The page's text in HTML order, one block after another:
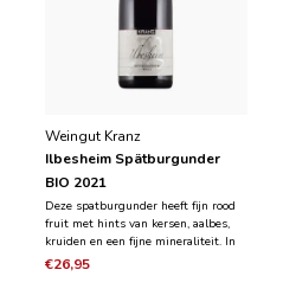
Weingut Kranz
Ilbesheim Spätburgunder
BIO 2021
Deze spatburgunder heeft fijn rood
fruit met hints van kersen, aalbes,
kruiden en een fijne mineraliteit. In
de smaak is het vol rood fruit, is het
€26,95